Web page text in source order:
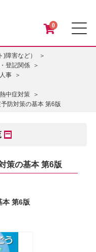
0
障害など）
登記関係
事
熱中症対策
防対策の基本 第6版
策の基本 第6版
本 第6版